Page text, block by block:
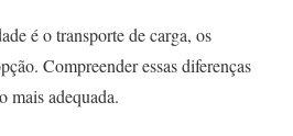
é o transporte de carga, os
Compreender essas diferenças
mais adequada.